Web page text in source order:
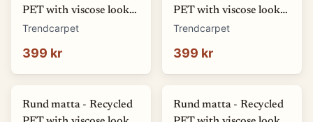
PET with viscose look
(offwhite) (Storlek: Ø
Trendcarpet
399 kr
PET with viscose look
(blå) (Storlek: Ø 80 cm)
Trendcarpet
399 kr
Rund matta - Recycled
Rund matta - Recycled